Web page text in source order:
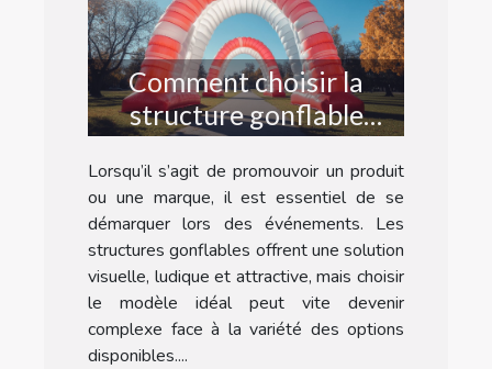
Comment choisir la
structure gonflable
idéale pour votre
événement
promotionnel
Lorsqu’il s’agit de promouvoir un produit
ou une marque, il est essentiel de se
démarquer lors des événements. Les
structures gonflables offrent une solution
visuelle, ludique et attractive, mais choisir
le modèle idéal peut vite devenir
complexe face à la variété des options
disponibles....